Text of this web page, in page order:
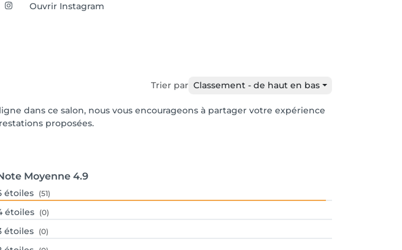
Ouvrir Instagram
Trier par Classement - de haut en bas
dans ce salon, nous vous encourageons à partager votre expérience
proposées.
Moyenne 4.9
étoiles (51)
étoiles (0)
étoiles (0)